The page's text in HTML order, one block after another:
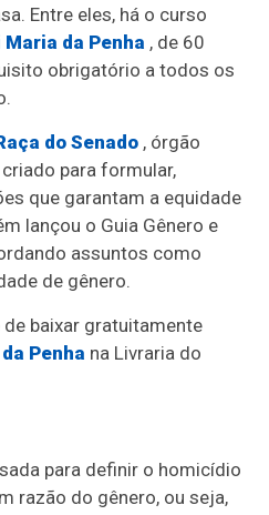
Entre eles, há o curso
da Penha , de 60
obrigatório a todos os
do Senado , órgão
para formular,
que garantam a equidade
lançou o Guia Gênero e
assuntos como
de gênero.
de baixar gratuitamente
Penha na Livraria do
para definir o homicídio
razão do gênero, ou seja,